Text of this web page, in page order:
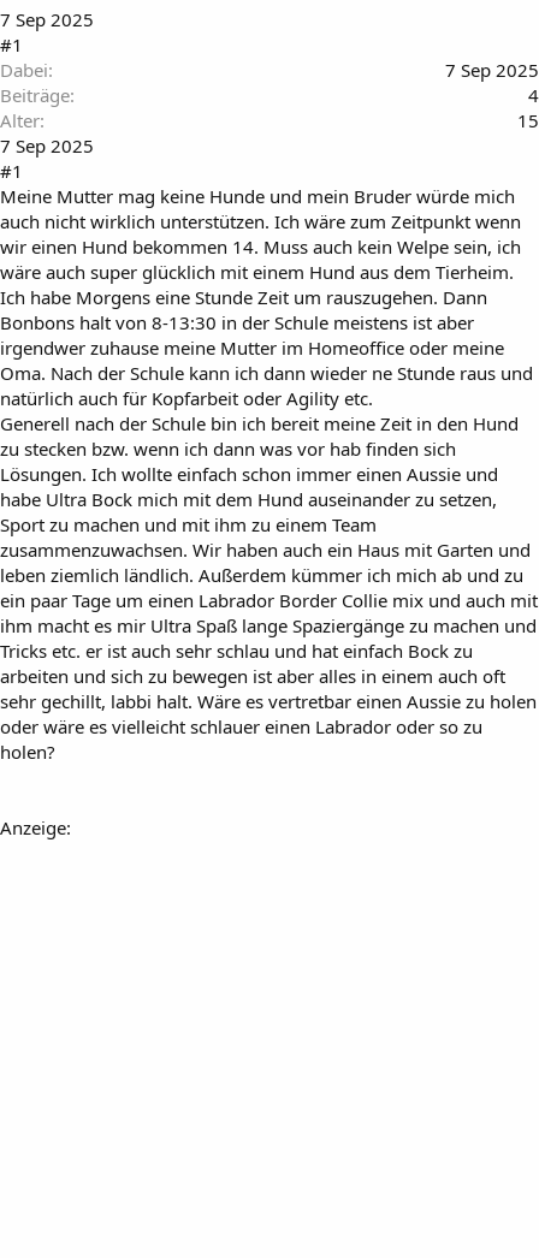
t
7 Sep 2025
#1
Dabei
7 Sep 2025
Beiträge
4
Alter
15
7 Sep 2025
#1
Meine Mutter mag keine Hunde und mein Bruder würde mich
auch nicht wirklich unterstützen. Ich wäre zum Zeitpunkt wenn
wir einen Hund bekommen 14. Muss auch kein Welpe sein, ich
wäre auch super glücklich mit einem Hund aus dem Tierheim.
Ich habe Morgens eine Stunde Zeit um rauszugehen. Dann
Bonbons halt von 8-13:30 in der Schule meistens ist aber
irgendwer zuhause meine Mutter im Homeoffice oder meine
Oma. Nach der Schule kann ich dann wieder ne Stunde raus und
natürlich auch für Kopfarbeit oder Agility etc.
Generell nach der Schule bin ich bereit meine Zeit in den Hund
zu stecken bzw. wenn ich dann was vor hab finden sich
Lösungen. Ich wollte einfach schon immer einen Aussie und
habe Ultra Bock mich mit dem Hund auseinander zu setzen,
Sport zu machen und mit ihm zu einem Team
zusammenzuwachsen. Wir haben auch ein Haus mit Garten und
leben ziemlich ländlich. Außerdem kümmer ich mich ab und zu
ein paar Tage um einen Labrador Border Collie mix und auch mit
ihm macht es mir Ultra Spaß lange Spaziergänge zu machen und
Tricks etc. er ist auch sehr schlau und hat einfach Bock zu
arbeiten und sich zu bewegen ist aber alles in einem auch oft
sehr gechillt, labbi halt. Wäre es vertretbar einen Aussie zu holen
oder wäre es vielleicht schlauer einen Labrador oder so zu
holen?
Anzeige: